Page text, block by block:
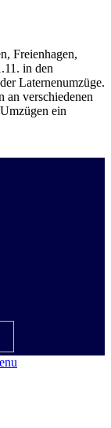
Freienhagen,
in den
Laternenumzüge.
an verschiedenen
ein